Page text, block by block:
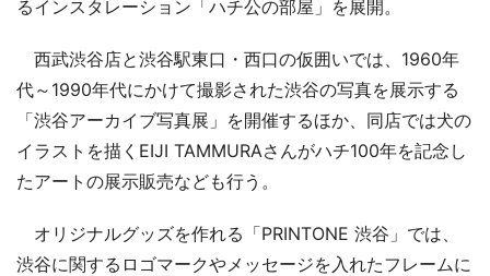
るインスタレーション「ハチ公の部屋」を展開。
西武渋谷店と渋谷駅東口・西口の仮囲いでは、1960年
代～1990年代にかけて撮影された渋谷の写真を展示する
「渋谷アーカイブ写真展」を開催するほか、同店では犬の
イラストを描くEIJI TAMMURAさんがハチ100年を記念し
たアートの展示販売なども行う。
オリジナルグッズを作れる「PRINTONE 渋谷」では、
渋谷に関するロゴマークやメッセージを入れたフレームに